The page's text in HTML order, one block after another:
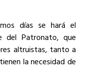
días se hará el
del Patronato, que
altruistas, tanto a
la necesidad de